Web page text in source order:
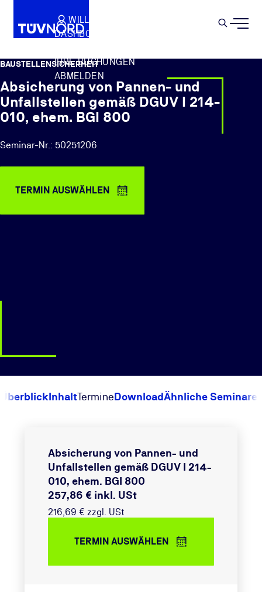
Springe zum Hauptinhalt
WILLKOMMEN
DASHBOARD
IHRE BUCHUNGEN
ABMELDEN
BAUSTELLENSICHERHEIT
Absicherung von Pannen- und
Unfallstellen gemäß DGUV I 214-
010, ehem. BGI 800
Seminar-Nr.: 50251206
TERMIN AUSWÄHLEN
ÜberblickInhaltTermineDownloadÄhnliche Seminare
Absicherung von Pannen- und
Unfallstellen gemäß DGUV I 214-
010, ehem. BGI 800
257,86 € inkl. USt
216,69 € zzgl. USt
TERMIN AUSWÄHLEN